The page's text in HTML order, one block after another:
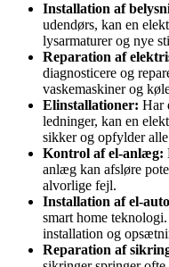
Installation af
udendørs, kan en
lysarmaturer og nye
Reparation af
diagnosticere og
vaskemaskiner og
Elinstallationer: Har
ledninger, kan en
sikker og opfylder
Kontrol af el-anlæg:
anlæg kan afsløre
alvorlige fejl.
Installation af el-
smart home
installation og
Reparation af